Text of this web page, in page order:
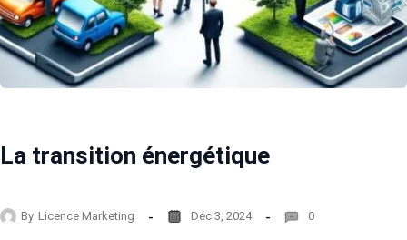
La transition énergétique
By Licence Marketing Déc 3, 2024 0